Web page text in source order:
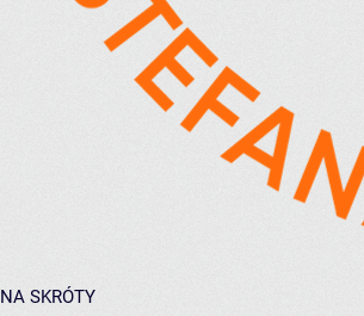
NA SKRÓTY